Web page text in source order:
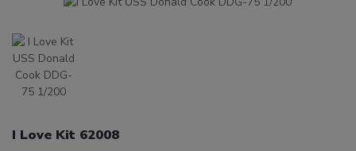
I Love Kit 62008